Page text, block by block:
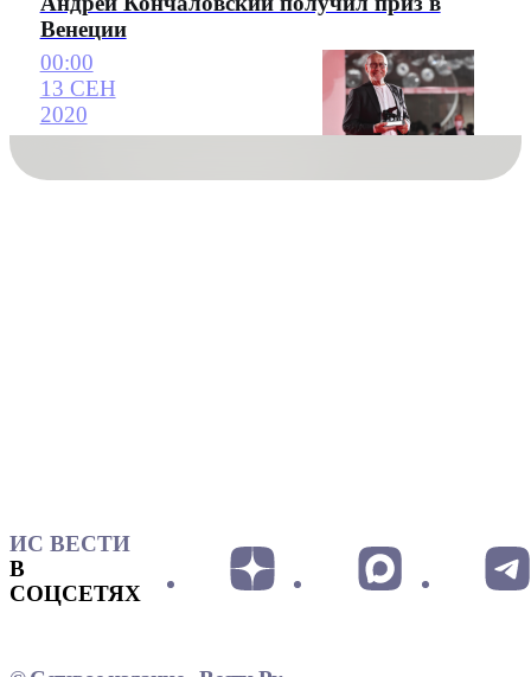
Венеции
00:00
13 СЕН
2020
ИС ВЕСТИ
В
СОЦСЕТЯХ